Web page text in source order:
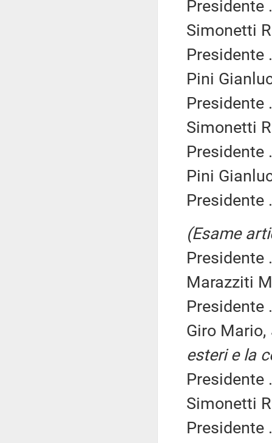
Presidente
Simonetti
Presidente
Pini
Presidente
Simonetti
Presidente
Pini
Presidente
(Esame
Presidente
Marazziti
Presidente
Giro Mario,
esteri e la
Presidente
Simonetti
Presidente